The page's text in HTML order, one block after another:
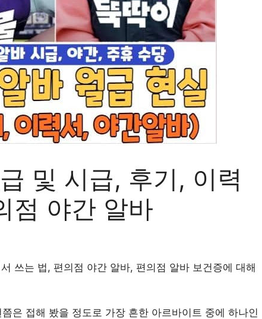
및 시급, 후기, 이력
점 야간 알바
쓰는 법, 편의점 야간 알바, 편의점 알바 보건증에 대해
은 접해 봤을 정도로 가장 흔한 아르바이트 중에 하나인